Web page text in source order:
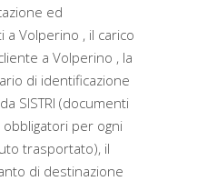
ed
Volperino , il carico
a Volperino , la
di identificazione
SISTRI (documenti
per ogni
trasportato), il
di destinazione